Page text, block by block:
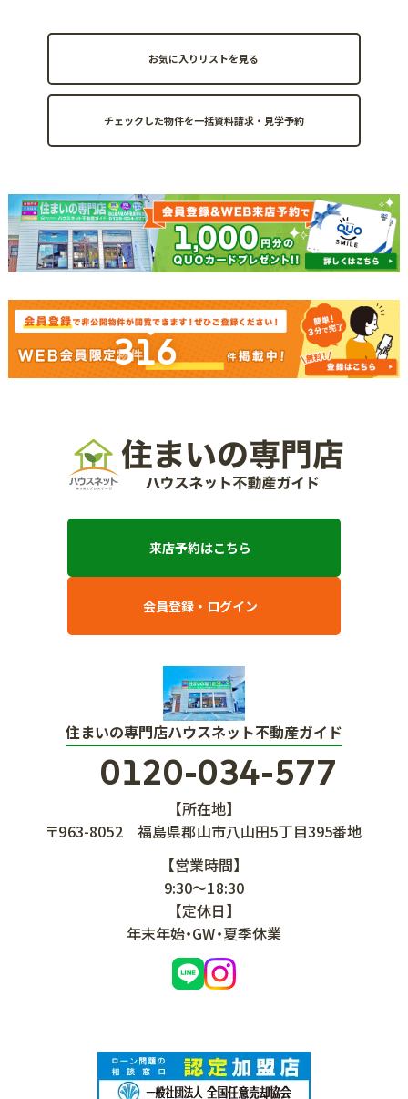
お気に入りリストを見る
316
来店予約はこちら
会員登録・ログイン
住まいの専門店ハウスネット不動産ガイド
0120-034-577
【所在地】
〒963-8052
福島県郡山市八山田5丁目395番地
【営業時間】
9:30～18:30
【定休日】
年末年始・GW・夏季休業